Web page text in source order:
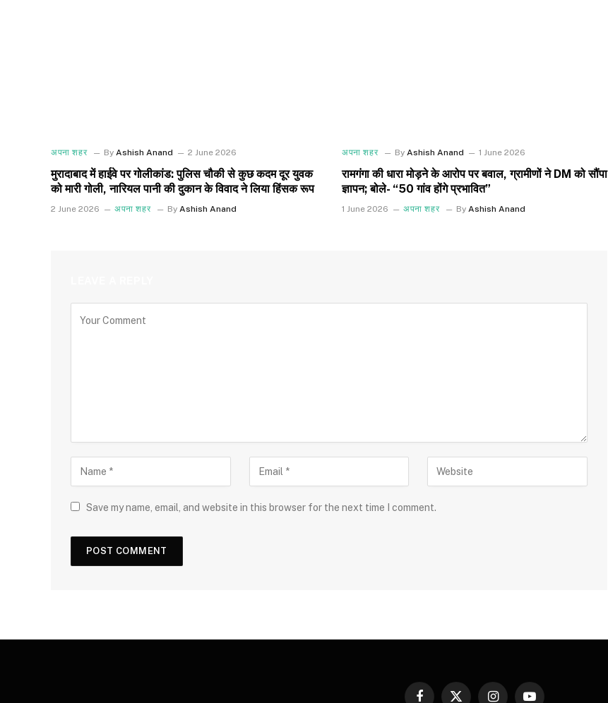
अपना शहर By Ashish Anand 2 June 2026
मुरादाबाद में हाईवे पर गोलीकांड: पुलिस चौकी से कुछ कदम दूर युवक
को मारी गोली, नारियल पानी की दुकान के विवाद ने लिया हिंसक रूप
2 June 2026 अपना शहर By Ashish Anand
अपना शहर By Ashish Anand 1 June 2026
रामगंगा की धारा मोड़ने के आरोप पर बवाल, ग्रामीणों ने DM को सौंपा
ज्ञापन; बोले- “50 गांव होंगे प्रभावित”
1 June 2026 अपना शहर By Ashish Anand
Save my name, email, and website in this browser for the next time I comment.